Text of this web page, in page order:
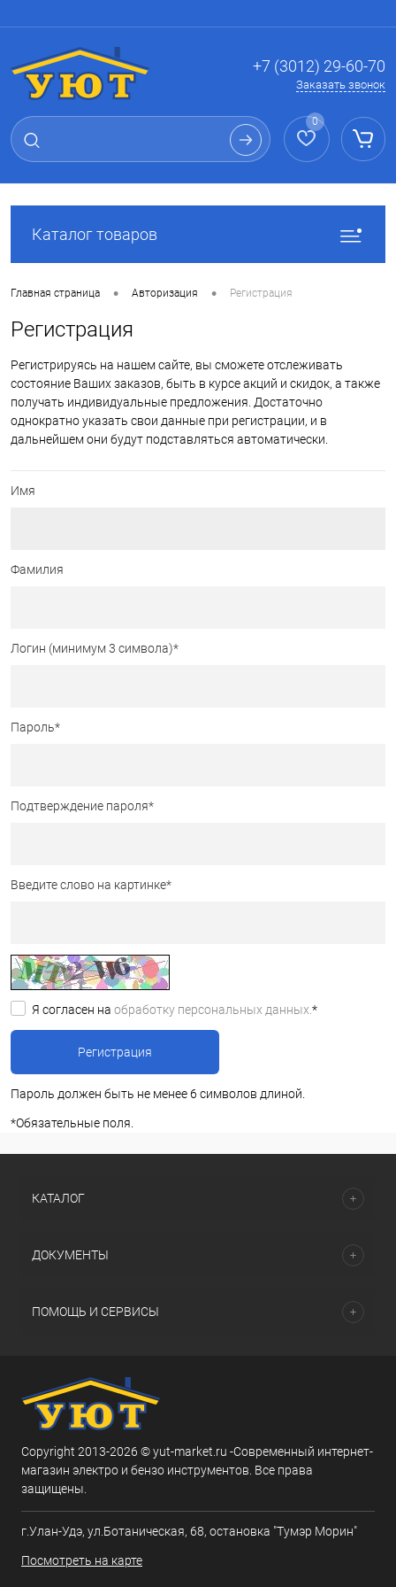
+7 (3012) 29-60-70
Заказать звонок
0
Каталог товаров
Главная страница • Авторизация • Регистрация
Регистрация
Регистрируясь на нашем сайте, вы сможете отслеживать
состояние Ваших заказов, быть в курсе акций и скидок, а также
получать индивидуальные предложения. Достаточно
однократно указать свои данные при регистрации, и в
дальнейшем они будут подставляться автоматически.
Имя
Фамилия
Логин (минимум 3 символа)*
Пароль*
Подтверждение пароля*
Введите слово на картинке*
Я согласен на обработку персональных данных. *
Пароль должен быть не менее 6 символов длиной.
*Обязательные поля.
КАТАЛОГ
ДОКУМЕНТЫ
ПОМОЩЬ И СЕРВИСЫ
Copyright 2013-2026 © yut-market.ru -Современный интернет-
магазин электро и бензо инструментов. Все права
защищены.
г.Улан-Удэ, ул.Ботаническая, 68, остановка "Тумэр Морин"
Посмотреть на карте